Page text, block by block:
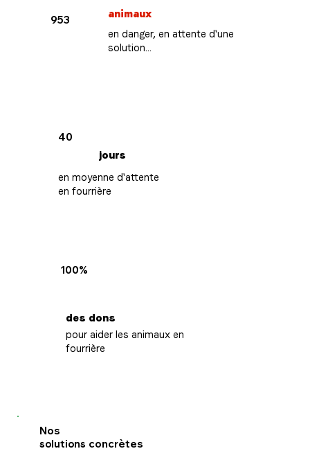
animaux
953
en danger, en attente d'une
solution...
40
jours
en moyenne d'attente
en fourrière
100%
des dons
pour aider les animaux en
fourrière
Nos
solutions concrètes